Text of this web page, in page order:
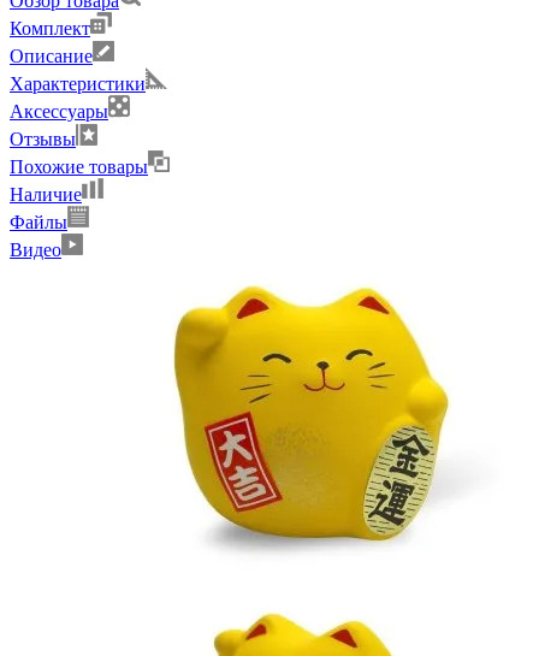
Комплект
Описание
Характеристики
Аксессуары
Отзывы
Похожие товары
Наличие
Файлы
Видео